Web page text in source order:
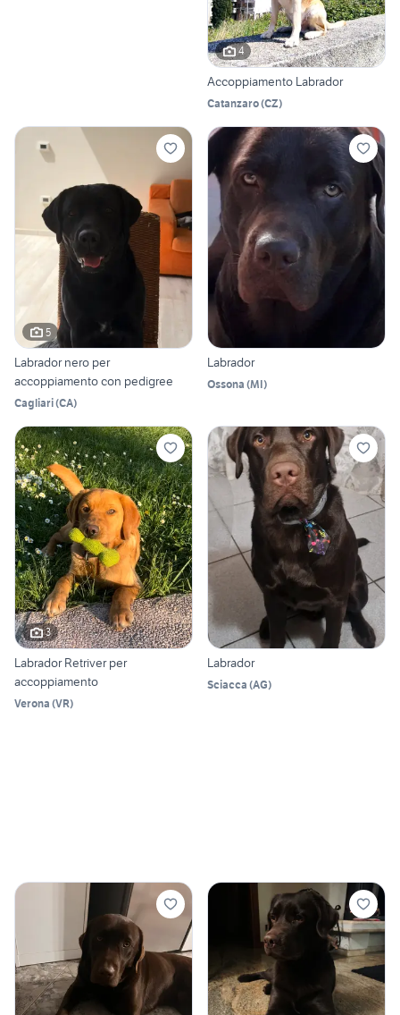
4
Accoppiamento Labrador
Catanzaro(CZ)
5
Labrador nero per
accoppiamento con pedigree
Cagliari(CA)
Labrador
Ossona (MI)
3
Labrador Retriver per
accoppiamento
Verona (VR)
Labrador
Sciacca (AG)